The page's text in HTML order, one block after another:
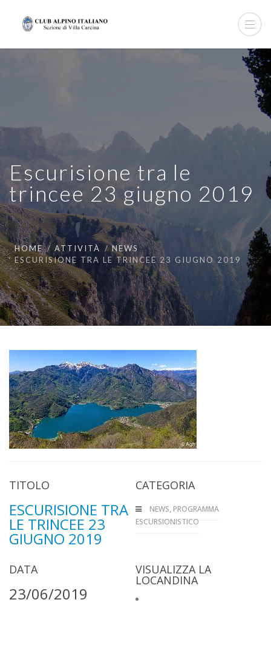
Escurisione tra le
trincee 23 giugno 2019
HOME ATTIVITÀ
NEWS
ESCURISIONE TRA LE TRINCEE 23 GIUGNO 2019
TITOLO
ESCURISIONE TRA
LE TRINCEE 23
GIUGNO 2019
CATEGORIA
NEWS, PROGRAMMA
ESCURSIONISTICO
DATA
23/06/2019
VISUALIZZA LA
LOCANDINA